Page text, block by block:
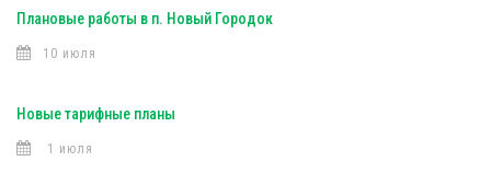
Плановые работы в п. Новый Городок
10 июля
Новые тарифные планы
1 июля